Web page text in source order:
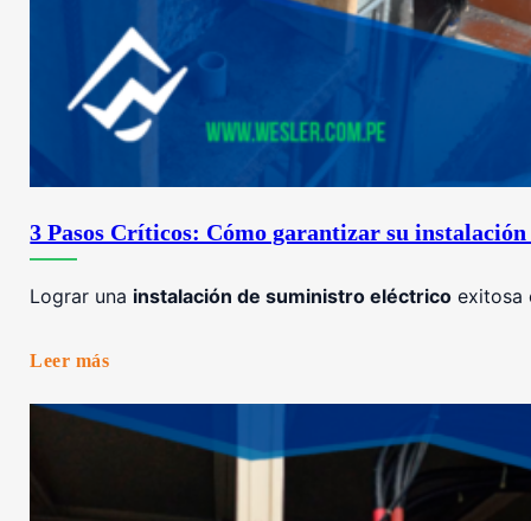
3 Pasos Críticos: Cómo garantizar su
Lograr una instalación de suministro eléctrico exitosa
Leer más